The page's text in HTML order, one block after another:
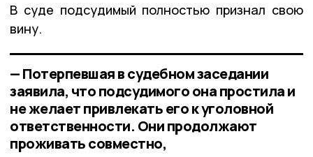
В суде подсудимый полностью признал свою
вину.
— Потерпевшая в судебном заседании
заявила, что подсудимого она простила и
не желает привлекать его к уголовной
ответственности. Они продолжают
проживать совместно,